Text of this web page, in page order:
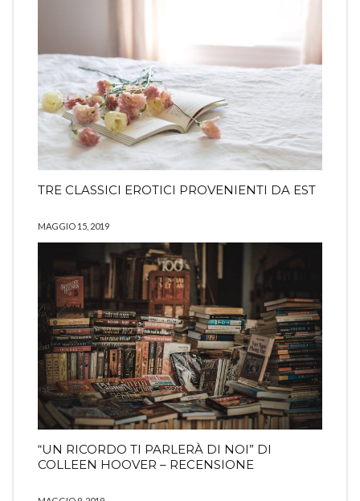
TRE CLASSICI EROTICI PROVENIENTI DA EST
MAGGIO 15, 2019
“UN RICORDO TI PARLERÀ DI NOI” DI
COLLEEN HOOVER – RECENSIONE